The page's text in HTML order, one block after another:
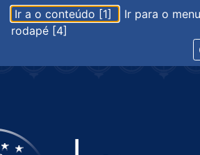
Ir a o conteúdo [1] Ir para o
rodapé [4]